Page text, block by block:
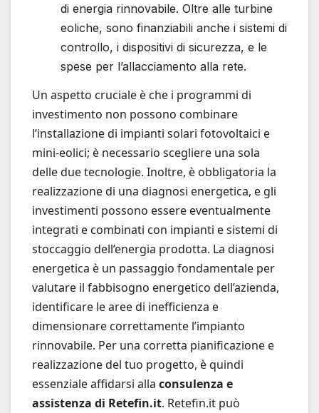
di energia rinnovabile. Oltre alle turbine
eoliche, sono finanziabili anche i sistemi di
controllo, i dispositivi di sicurezza, e le
spese per l’allacciamento alla rete.
Un aspetto cruciale è che i programmi di
investimento non possono combinare
l’installazione di impianti solari fotovoltaici e
mini-eolici; è necessario scegliere una sola
delle due tecnologie. Inoltre, è obbligatoria la
realizzazione di una diagnosi energetica, e gli
investimenti possono essere eventualmente
integrati e combinati con impianti e sistemi di
stoccaggio dell’energia prodotta. La diagnosi
energetica è un passaggio fondamentale per
valutare il fabbisogno energetico dell’azienda,
identificare le aree di inefficienza e
dimensionare correttamente l’impianto
rinnovabile. Per una corretta pianificazione e
realizzazione del tuo progetto, è quindi
essenziale affidarsi alla consulenza e
assistenza di Retefin.it. Retefin.it può